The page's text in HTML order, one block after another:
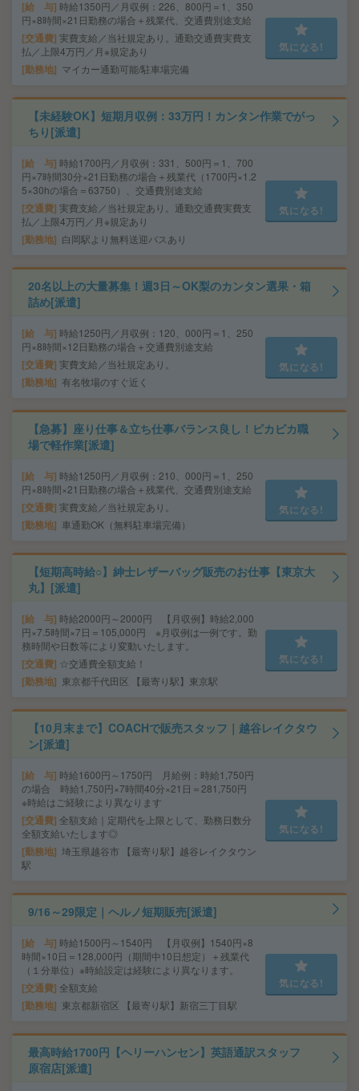
給 与 時給1350円／月収例：226、800円＝1、350
円×8時間×21日勤務の場合＋残業代、交通費別途支給
交通費 実費支給／当社規定あり。通勤交通費実費支
払／上限4万円／月※規定あり
勤務地 マイカー通勤可能/駐車場完備
気になる!
【未経験OK】短期月収例：33万円！カンタン作業でがっ
ちり[派遣]
給 与 時給1700円／月収例：331、500円＝1、700
円×7時間30分×21日勤務の場合＋残業代（1700円×1.2
5×30hの場合＝63750）、交通費別途支給
交通費 実費支給／当社規定あり。通勤交通費実費支
払／上限4万円／月※規定あり
勤務地 白岡駅より無料送迎バスあり
気になる!
20名以上の大量募集！週3日～OK梨のカンタン選果・箱
詰め[派遣]
給 与 時給1250円／月収例：120、000円＝1、250
円×8時間×12日勤務の場合＋交通費別途支給
交通費 実費支給／当社規定あり。
勤務地 有名牧場のすぐ近く
気になる!
【急募】座り仕事＆立ち仕事バランス良し！ピカピカ職
場で軽作業[派遣]
給 与 時給1250円／月収例：210、000円＝1、250
円×8時間×21日勤務の場合＋残業代、交通費別途支給
交通費 実費支給／当社規定あり。
勤務地 車通勤OK（無料駐車場完備）
気になる!
【短期高時給○】紳士レザーバッグ販売のお仕事【東京大
丸】[派遣]
給 与 時給2000円～2000円 【月収例】時給2,000
円×7.5時間×7日＝105,000円 ※月収例は一例です。勤
務時間や日数等により変動いたします。
交通費 ☆交通費全額支給！
勤務地 東京都千代田区 【最寄り駅】東京駅
気になる!
【10月末まで】COACHで販売スタッフ｜越谷レイクタウ
ン[派遣]
給 与 時給1600円～1750円 月給例：時給1,750円
の場合 時給1,750円×7時間40分×21日＝281,750円
※時給はご経験により異なります
交通費 全額支給｜定期代を上限として、勤務日数分
全額支給いたします◎
勤務地 埼玉県越谷市 【最寄り駅】越谷レイクタウン
駅
気になる!
9/16～29限定｜ヘルノ短期販売[派遣]
給 与 時給1500円～1540円 【月収例】1540円×8
時間×10日＝128,000円（期間中10日想定）＋残業代
（１分単位）※時給設定は経験により異なります。
交通費 全額支給
勤務地 東京都新宿区 【最寄り駅】新宿三丁目駅
気になる!
最高時給1700円【ヘリーハンセン】英語通訳スタッフ
原宿店[派遣]